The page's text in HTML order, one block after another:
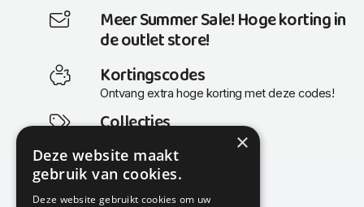
Meer Summer Sale! Hoge korting in
de outlet store!
Kortingscodes
Ontvang extra hoge korting met deze codes!
Collecties
Actuele en populaire collecties
×
Deze website maakt
gebruik van cookies.
Deze website gebruikt cookies om uw